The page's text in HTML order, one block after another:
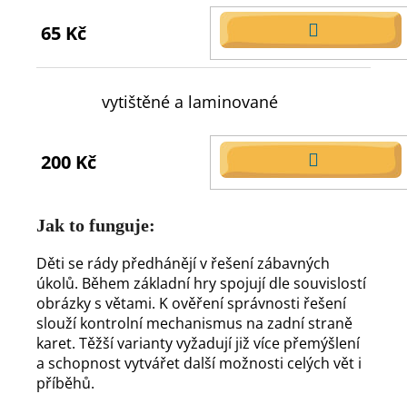
65 Kč
DO
KOŠÍKU
vytištěné a laminované
200 Kč
DO
KOŠÍKU
Jak to funguje:
Děti se rády předhánějí v řešení zábavných
úkolů. Během základní hry spojují dle souvislostí
obrázky s větami. K ověření správnosti řešení
slouží kontrolní mechanismus na zadní straně
karet. Těžší varianty vyžadují již více přemýšlení
a schopnost vytvářet další možnosti celých vět i
příběhů.